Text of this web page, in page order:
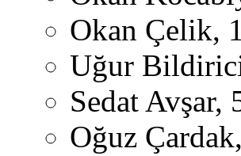
Okan Çelik,
Uğur
Sedat Avşar,
Oğuz